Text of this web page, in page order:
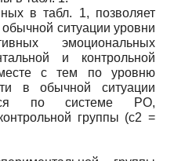
в табл. 1, позволяет
ситуации уровни
эмоциональных
и контрольной
с тем по уровню
в обычной ситуации
по системе РО,
группы (c2 =